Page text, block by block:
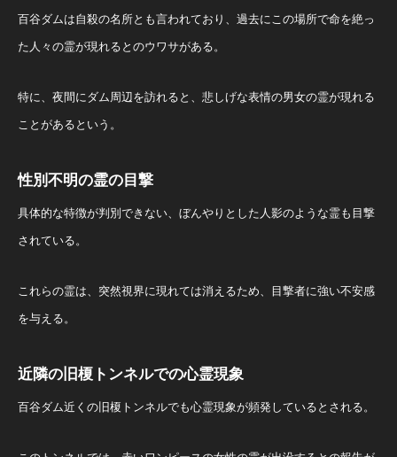
百谷ダムは自殺の名所とも言われており、過去にこの場所で命を絶っ
た人々の霊が現れるとのウワサがある。
特に、夜間にダム周辺を訪れると、悲しげな表情の男女の霊が現れる
ことがあるという。 ​
性別不明の霊の目撃
具体的な特徴が判別できない、ぼんやりとした人影のような霊も目撃
されている。
これらの霊は、突然視界に現れては消えるため、目撃者に強い不安感
を与える。 ​
近隣の旧榎トンネルでの心霊現象
百谷ダム近くの旧榎トンネルでも心霊現象が頻発しているとされる。